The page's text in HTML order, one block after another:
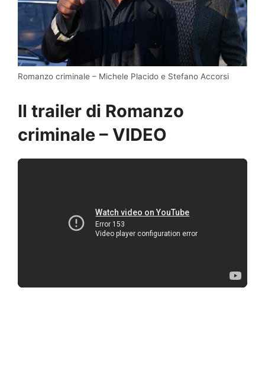
Romanzo criminale – Michele Placido e Stefano Accorsi
Il trailer di Romanzo
criminale – VIDEO